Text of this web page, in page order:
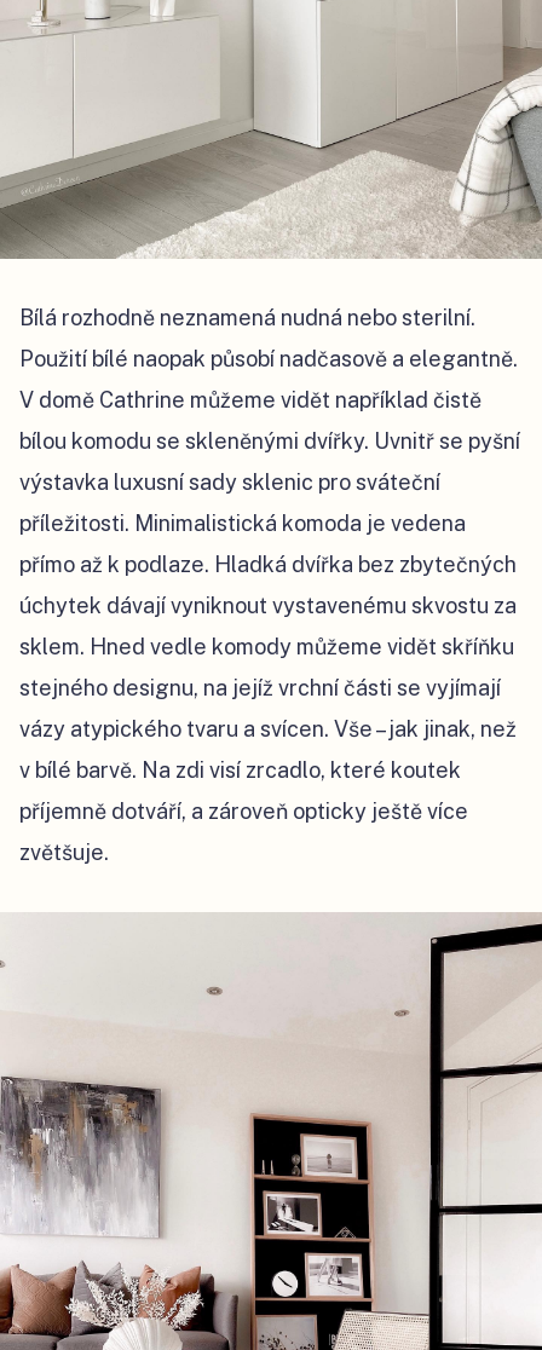
Bílá rozhodně neznamená nudná nebo sterilní.
Použití bílé naopak působí nadčasově a elegantně.
V domě Cathrine můžeme vidět například čistě
bílou komodu se skleněnými dvířky. Uvnitř se pyšní
výstavka luxusní sady sklenic pro sváteční
příležitosti. Minimalistická komoda je vedena
přímo až k podlaze. Hladká dvířka bez zbytečných
úchytek dávají vyniknout vystavenému skvostu za
sklem. Hned vedle komody můžeme vidět skříňku
stejného designu, na jejíž vrchní části se vyjímají
vázy atypického tvaru a svícen. Vše – jak jinak, než
v bílé barvě. Na zdi visí zrcadlo, které koutek
příjemně dotváří, a zároveň opticky ještě více
zvětšuje.